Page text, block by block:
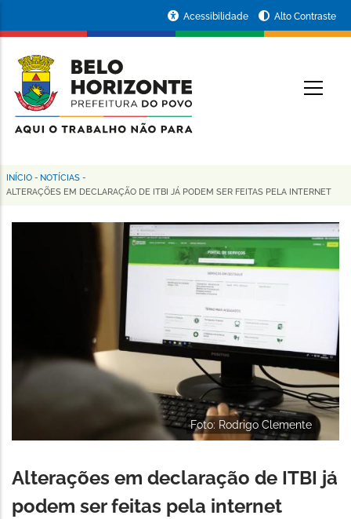
conteúdo
principal
da
Prefeitura
de
Horizonte
Acessibilidade Alto Contraste
Trilha
INÍCIO - NOTÍCIAS -
ALTERAÇÕES EM DECLARAÇÃO DE ITBI JÁ PODEM SER FEITAS PELA INTERNET
Foto: Rodrigo Clemente
Alterações em declaração de ITBI já
podem ser feitas pela internet